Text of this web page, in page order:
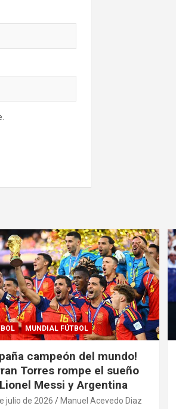
MUNDIAL FÚTBOL
campeón del mundo!
Torres rompe el sueño
Messi y Argentina
julio de 2026 Manuel Acevedo Diaz